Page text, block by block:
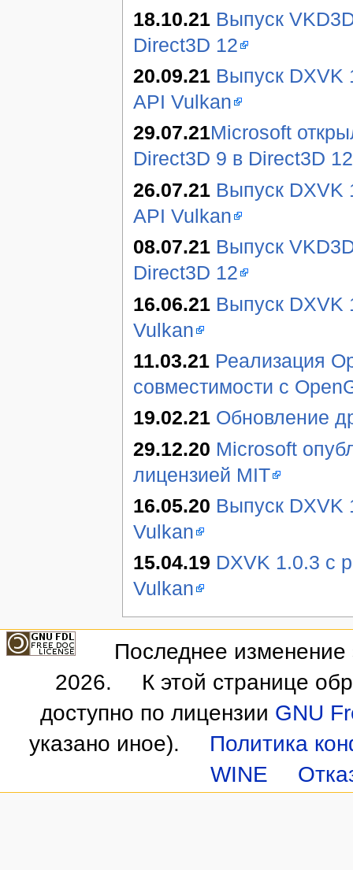
18.10.21 Выпуск
Direct3D 12
20.09.21 Выпуск DXVK
API Vulkan
29.07.21Microsoft
Direct3D 9 в Direct3D 12
26.07.21 Выпуск DXVK
API Vulkan
08.07.21 Выпуск
Direct3D 12
16.06.21 Выпуск DXVK
Vulkan
11.03.21 Реализация
совместимости с
19.02.21 Обновление
29.12.20 Microsoft
лицензией MIT
16.05.20 Выпуск DXVK
Vulkan
15.04.19 DXVK 1.0.3 с
Vulkan
Последнее
2026.
К этой странице
доступно по лицензии GNU
указано иное).
Политика
WINE